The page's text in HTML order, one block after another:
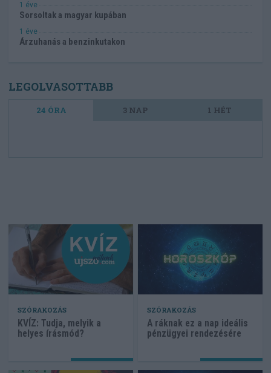
1 éve
Sorsoltak a magyar kupában
1 éve
Árzuhanás a benzinkutakon
LEGOLVASOTTABB
24 ÓRA 3 NAP 1 HÉT
SZÓRAKOZÁS
KVÍZ: Tudja, melyik a
helyes írásmód?
SZÓRAKOZÁS
A ráknak ez a nap ideális
pénzügyei rendezésére